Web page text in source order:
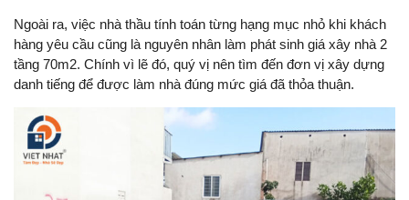
Ngoài ra, việc nhà thầu tính toán từng hạng mục nhỏ khi khách
hàng yêu cầu cũng là nguyên nhân làm phát sinh giá xây nhà 2
tầng 70m2. Chính vì lẽ đó, quý vị nên tìm đến đơn vị xây dựng
danh tiếng để được làm nhà đúng mức giá đã thỏa thuận.